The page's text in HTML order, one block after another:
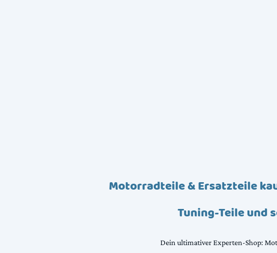
Motorradteile & Ersatzteile
Tuning-Teile und
Dein ultimativer Experten-Shop: